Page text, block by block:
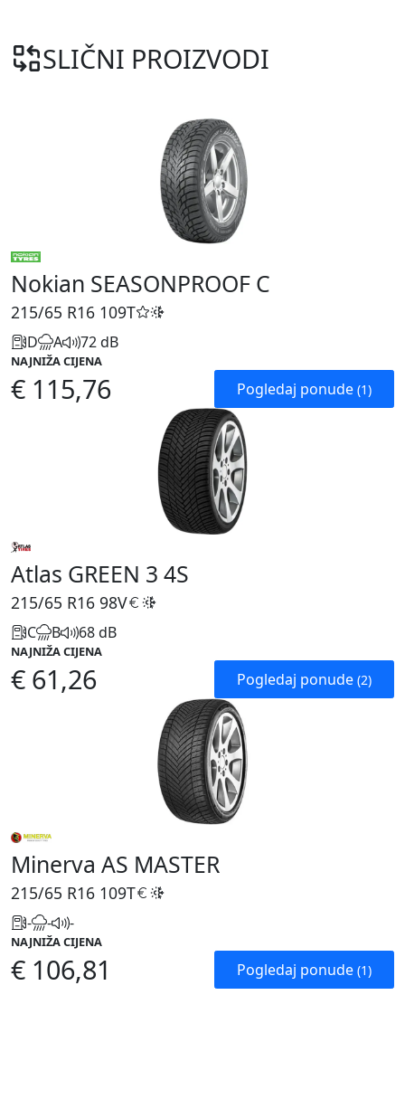
SLIČNI PROIZVODI
Nokian SEASONPROOF C
215/65 R16 109T
D A 72 dB
NAJNIŽA CIJENA
€ 115,76 Pogledaj ponude (1)
Atlas GREEN 3 4S
215/65 R16 98V
C B 68 dB
NAJNIŽA CIJENA
€ 61,26 Pogledaj ponude (2)
Minerva AS MASTER
215/65 R16 109T
- - -
NAJNIŽA CIJENA
€ 106,81 Pogledaj ponude (1)